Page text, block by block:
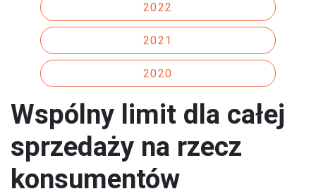
2022
2021
2020
Wspólny limit dla całej
sprzedaży na rzecz
konsumentów